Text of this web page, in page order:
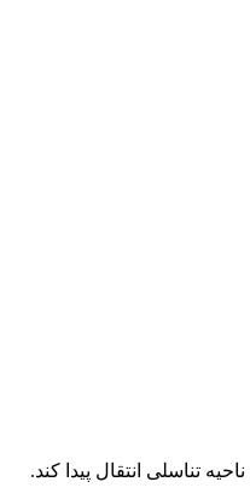
تناسلی انتقال پیدا کند.